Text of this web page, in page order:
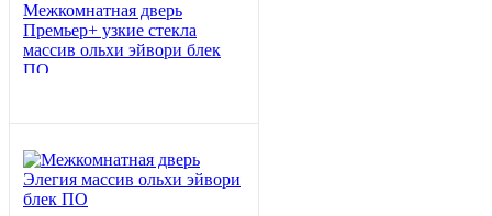
Межкомнатная дверь
Премьер+ узкие стекла
массив ольхи эйвори блек
ПО